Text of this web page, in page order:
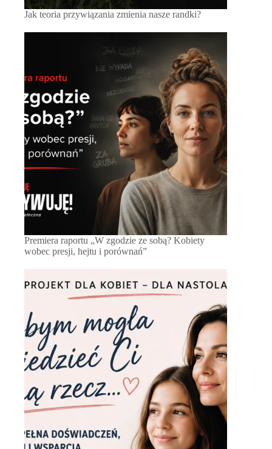
Jak teoria przywiązania zmienia nasze randki?
Premiera raportu „W zgodzie ze sobą? Kobiety
wobec presji, hejtu i porównań”